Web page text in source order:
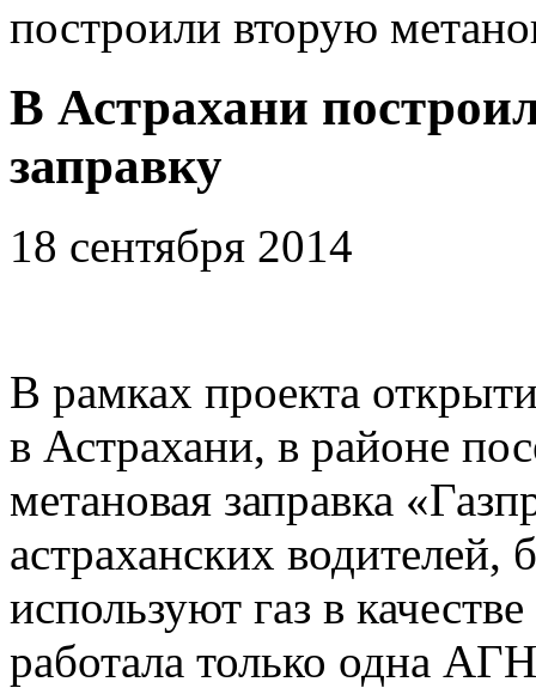
построили вторую
В Астрахани
заправку
18 сентября 2014
В рамках проекта
в Астрахани, в районе
метановая заправка
астраханских
используют газ в
работала только одна